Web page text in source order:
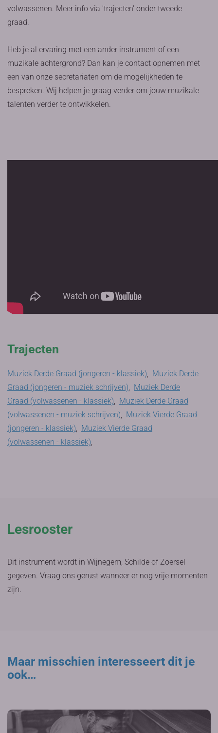
volwassenen. Meer info via 'trajecten' onder tweede
graad.
Heb je al ervaring met een ander instrument of een
muzikale achtergrond? Dan kan je contact opnemen met
een van onze secretariaten om de mogelijkheden te
bespreken. Wij helpen je graag verder om jouw muzikale
talenten verder te ontwikkelen.
Trajecten
Muziek Derde Graad (jongeren - klassiek), Muziek Derde
Graad (jongeren - muziek schrijven), Muziek Derde
Graad (volwassenen - klassiek), Muziek Derde Graad
(volwassenen - muziek schrijven), Muziek Vierde Graad
(jongeren - klassiek), Muziek Vierde Graad
(volwassenen - klassiek),
Lesrooster
Dit instrument wordt in Wijnegem, Schilde of Zoersel
gegeven. Vraag ons gerust wanneer er nog vrije momenten
zijn.
Maar misschien interesseert dit je
ook…